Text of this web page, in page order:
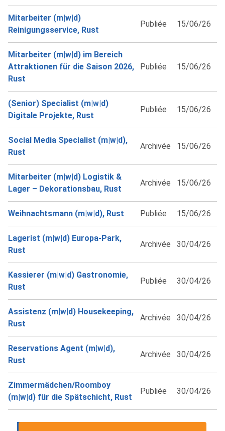
Mitarbeiter (m|w|d)
Reinigungsservice, Rust
Publiée 15/06/26
Mitarbeiter (m|w|d) im Bereich
Attraktionen für die Saison 2026,
Rust
Publiée 15/06/26
(Senior) Specialist (m|w|d)
Digitale Projekte, Rust
Publiée 15/06/26
Social Media Specialist (m|w|d),
Rust
Archivée 15/06/26
Mitarbeiter (m|w|d) Logistik &
Lager – Dekorationsbau, Rust
Archivée 15/06/26
Weihnachtsmann (m|w|d), Rust Publiée 15/06/26
Lagerist (m|w|d) Europa-Park,
Rust
Archivée 30/04/26
Kassierer (m|w|d) Gastronomie,
Rust
Publiée 30/04/26
Assistenz (m|w|d) Housekeeping,
Rust
Archivée 30/04/26
Reservations Agent (m|w|d),
Rust
Archivée 30/04/26
Zimmermädchen/Roomboy
(m|w|d) für die Spätschicht, Rust
Publiée 30/04/26